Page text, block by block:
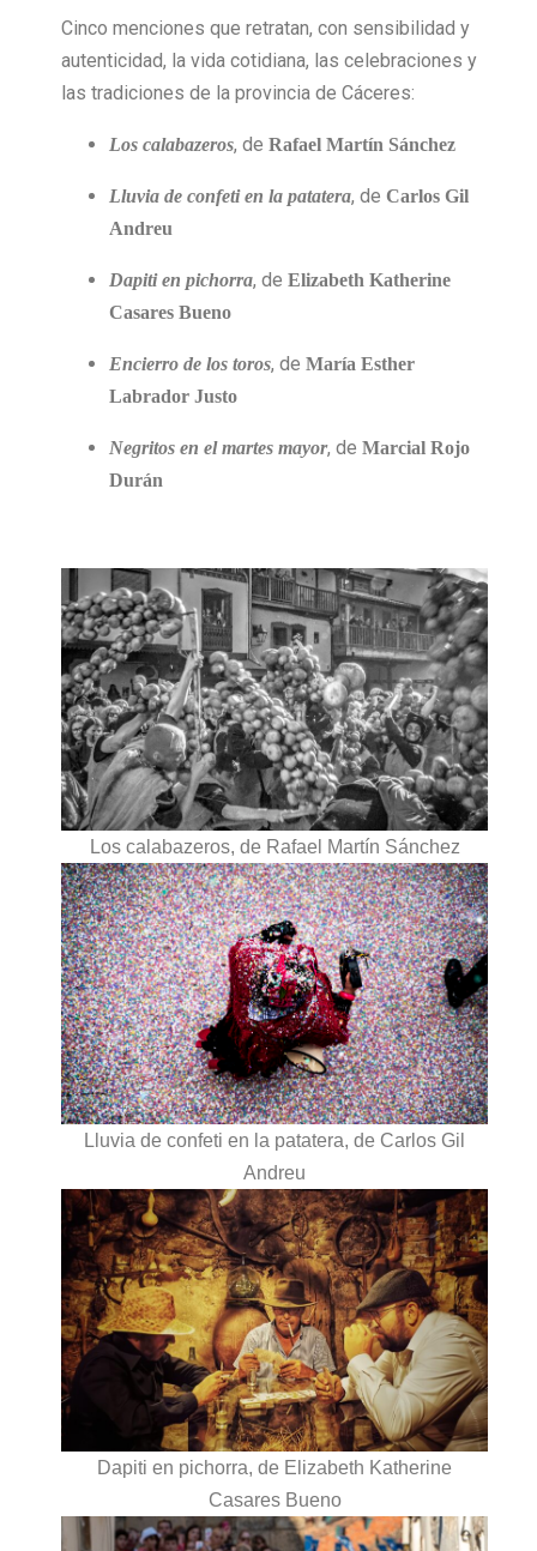
Cinco menciones que retratan, con sensibilidad y
autenticidad, la vida cotidiana, las celebraciones y
las tradiciones de la provincia de Cáceres:
Los calabazeros, de Rafael Martín Sánchez
Lluvia de confeti en la patatera, de Carlos Gil
Andreu
Dapiti en pichorra, de Elizabeth Katherine
Casares Bueno
Encierro de los toros, de María Esther
Labrador Justo
Negritos en el martes mayor, de Marcial Rojo
Durán
Los calabazeros, de Rafael Martín Sánchez
Lluvia de confeti en la patatera, de Carlos Gil
Andreu
Dapiti en pichorra, de Elizabeth Katherine
Casares Bueno